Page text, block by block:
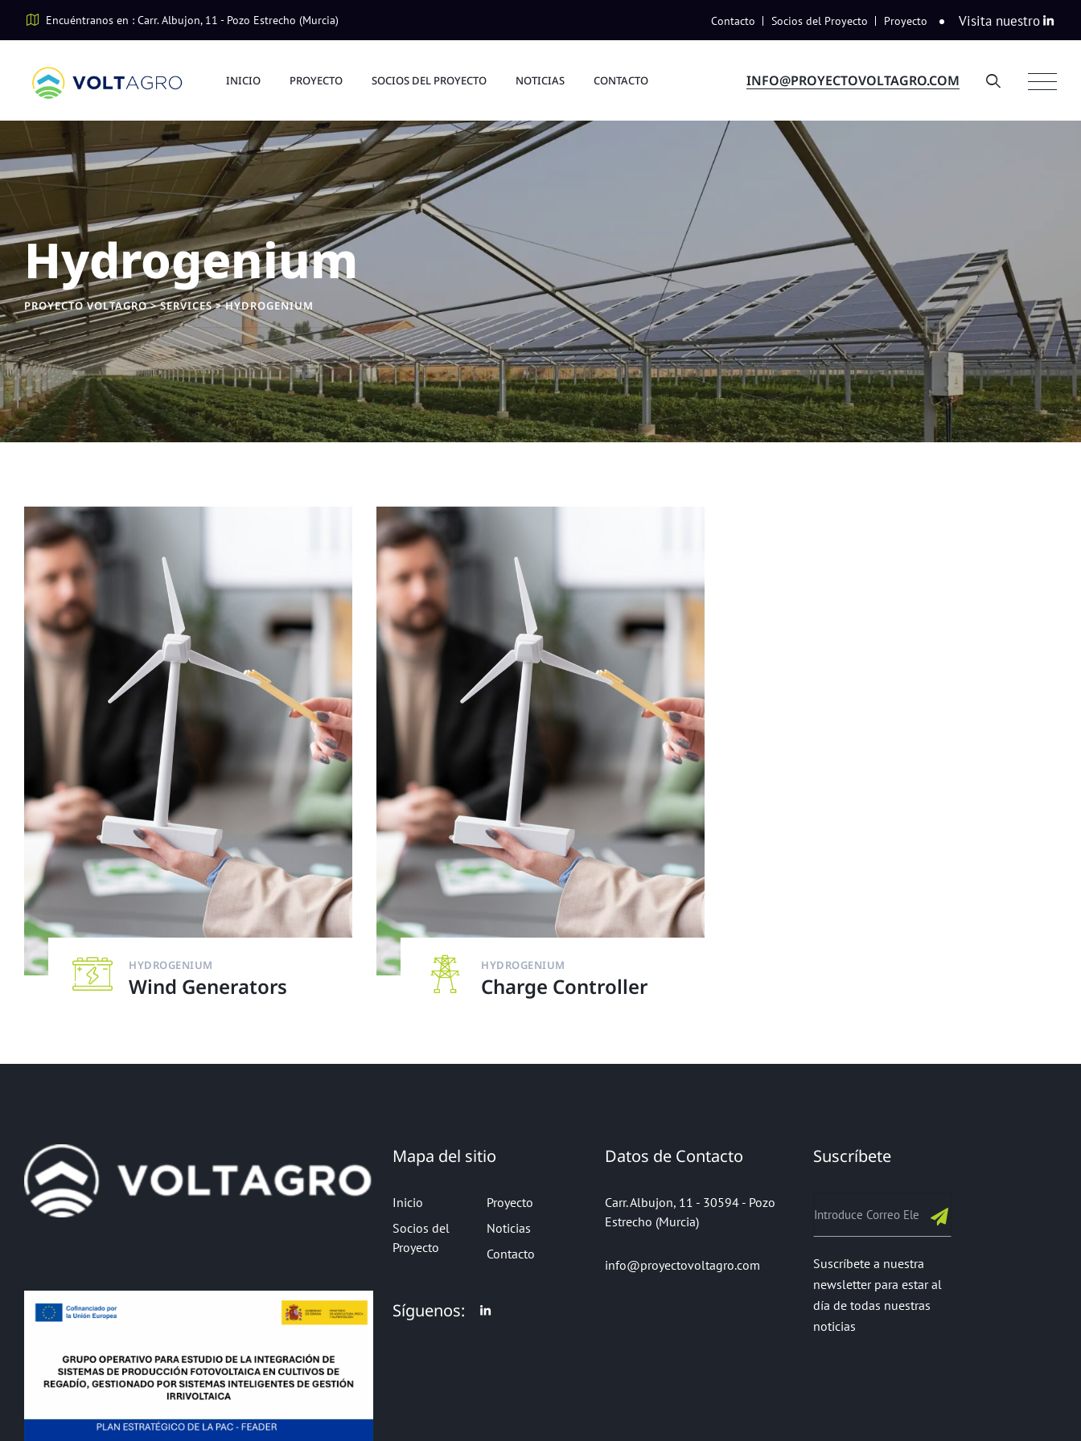
Encuéntranos en : Carr. Albujon, 11 - Pozo Estrecho (Murcia) Contacto Socios del Proyecto Proyecto Visita nuestro
INICIO PROYECTO SOCIOS DEL PROYECTO NOTICIAS CONTACTO INFO@PROYECTOVOLTAGRO.COM
Hydrogenium
PROYECTO VOLTAGRO>SERVICES>HYDROGENIUM
HYDROGENIUM
Wind Generators
HYDROGENIUM
Charge Controller
Mapa del sitio
Inicio
Proyecto
Socios del
Proyecto
Noticias
Contacto
Síguenos:
Datos de Contacto
Carr. Albujon, 11 - 30594 - Pozo
Estrecho (Murcia)
info@proyectovoltagro.com
Suscríbete
Suscríbete a nuestra
newsletter para estar al
día de todas nuestras
noticias